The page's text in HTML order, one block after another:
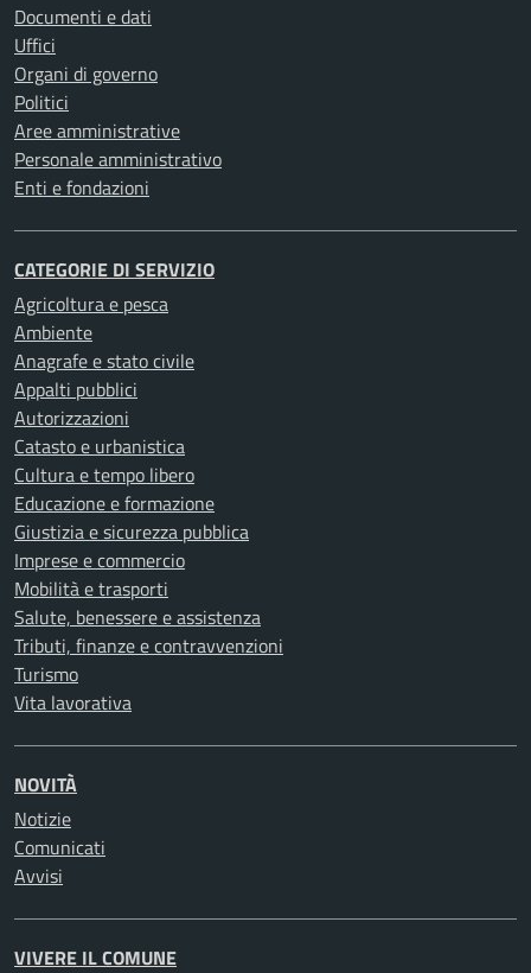
Documenti e dati
Uffici
Organi di governo
Politici
Aree amministrative
Personale amministrativo
Enti e fondazioni
CATEGORIE DI SERVIZIO
Agricoltura e pesca
Ambiente
Anagrafe e stato civile
Appalti pubblici
Autorizzazioni
Catasto e urbanistica
Cultura e tempo libero
Educazione e formazione
Giustizia e sicurezza pubblica
Imprese e commercio
Mobilità e trasporti
Salute, benessere e assistenza
Tributi, finanze e contravvenzioni
Turismo
Vita lavorativa
NOVITÀ
Notizie
Comunicati
Avvisi
VIVERE IL COMUNE